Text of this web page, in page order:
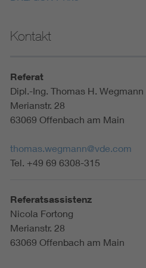
Kontakt
Referat
Dipl.-Ing. Thomas H. Wegmann
Merianstr. 28
63069 Offenbach am Main
thomas.wegmann@vde.com
Tel. +49 69 6308-315
Referatsassistenz
Nicola Fortong
Merianstr. 28
63069 Offenbach am Main